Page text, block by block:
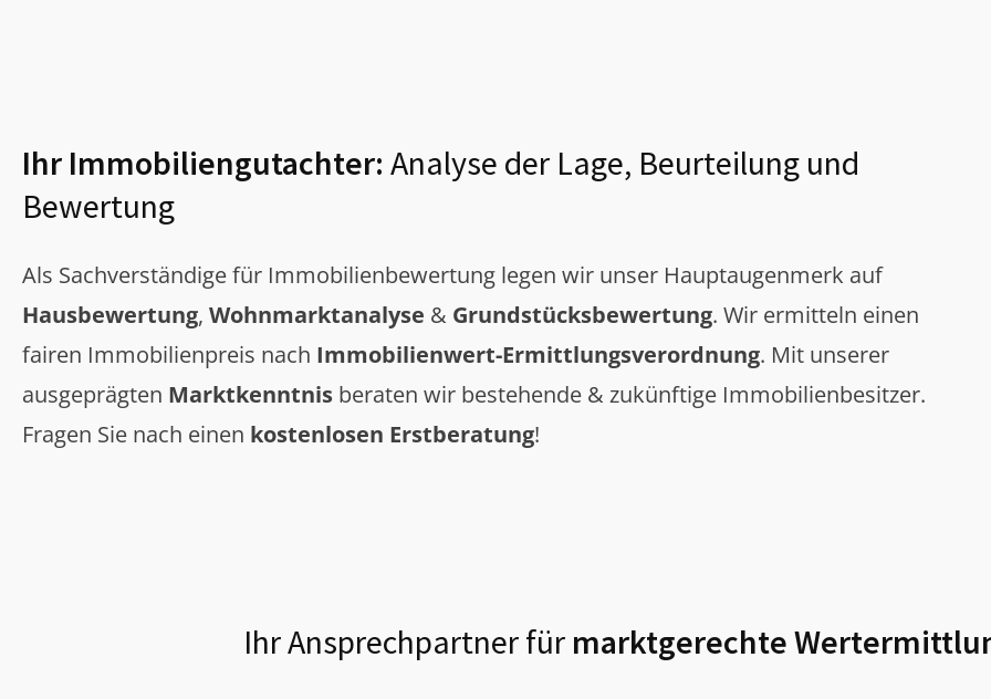
Ihr Immobiliengutachter: Analyse der Lage, Beurteilung und
Bewertung
Als Sachverständige für Immobilienbewertung legen wir unser Hauptaugenmerk auf
Hausbewertung, Wohnmarktanalyse & Grundstücksbewertung. Wir ermitteln einen
fairen Immobilienpreis nach Immobilienwert-Ermittlungsverordnung. Mit unserer
ausgeprägten Marktkenntnis beraten wir bestehende & zukünftige Immobilienbesitzer.
Fragen Sie nach einen kostenlosen Erstberatung!
Ihr Ansprechpartner für marktgerechte